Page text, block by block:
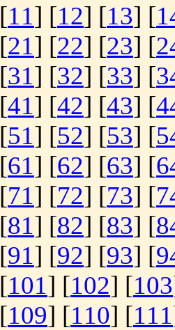
[11] [12] [13] [
[21] [22] [23] [
[31] [32] [33] [
[41] [42] [43] [
[51] [52] [53] [
[61] [62] [63] [
[71] [72] [73] [
[81] [82] [83] [
[91] [92] [93] [
[101] [102] [103
[109] [110] [111